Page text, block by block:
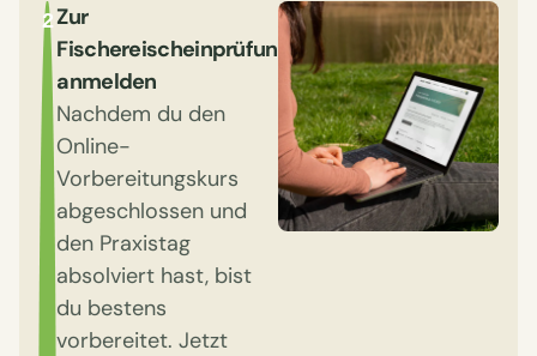
2Zur
Fischereischeinprüfung
anmelden
Nachdem du den
Online-
Vorbereitungskurs
abgeschlossen und
den Praxistag
absolviert hast, bist
du bestens
vorbereitet. Jetzt